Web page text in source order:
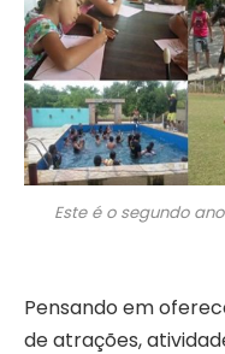
Este é o segundo
Pensando em
de atrações,